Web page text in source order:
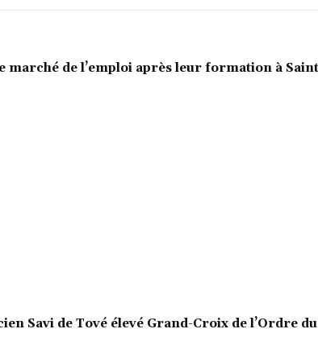
marché de l’emploi après leur formation à
Savi de Tové élevé Grand-Croix de l’Ordre